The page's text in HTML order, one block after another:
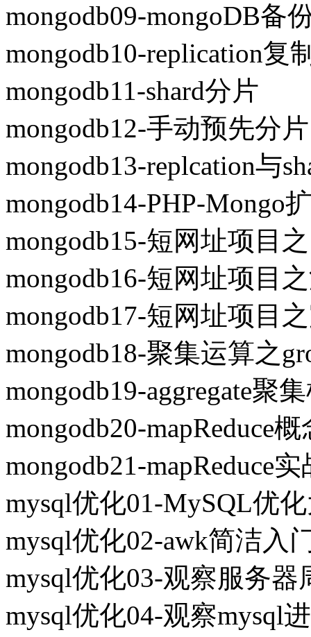
mongodb09-mongoDB备
mongodb10-replication复
mongodb11-shard分片
mongodb12-手动预先分片
mongodb13-replcation与
mongodb14-PHP-Mongo
mongodb15-短网址项目
mongodb16-短网址项目
mongodb17-短网址项目
mongodb18-聚集运算之
mongodb19-aggregate聚
mongodb20-mapReduce
mongodb21-mapReduce
mysql优化01-MySQL优
mysql优化02-awk简洁入
mysql优化03-观察服务器
mysql优化04-观察mysql